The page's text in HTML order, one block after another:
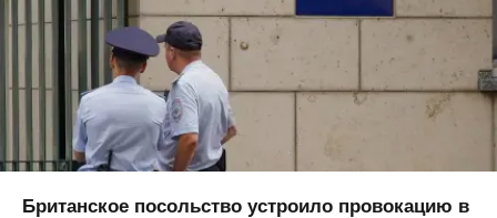
Британское посольство устроило провокацию в